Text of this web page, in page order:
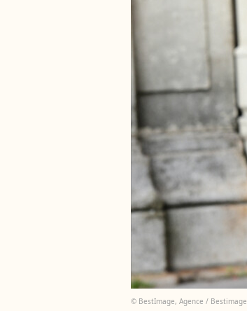
© BestImage, Agence / Bestimage